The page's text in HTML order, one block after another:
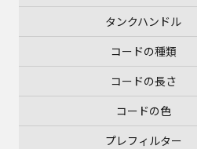
タンクハンドル
コードの種類
コードの長さ
コードの色
プレフィルター